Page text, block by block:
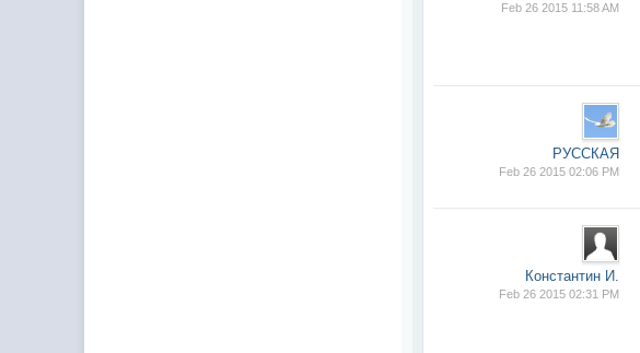
Feb 26 2015 11:58 AM
РУССКАЯ
Feb 26 2015 02:06 PM
Константин И.
Feb 26 2015 02:31 PM